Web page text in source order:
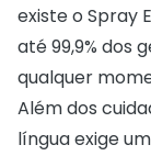
existe o Spray
até 99,9% dos
qualquer
Além dos
língua exige